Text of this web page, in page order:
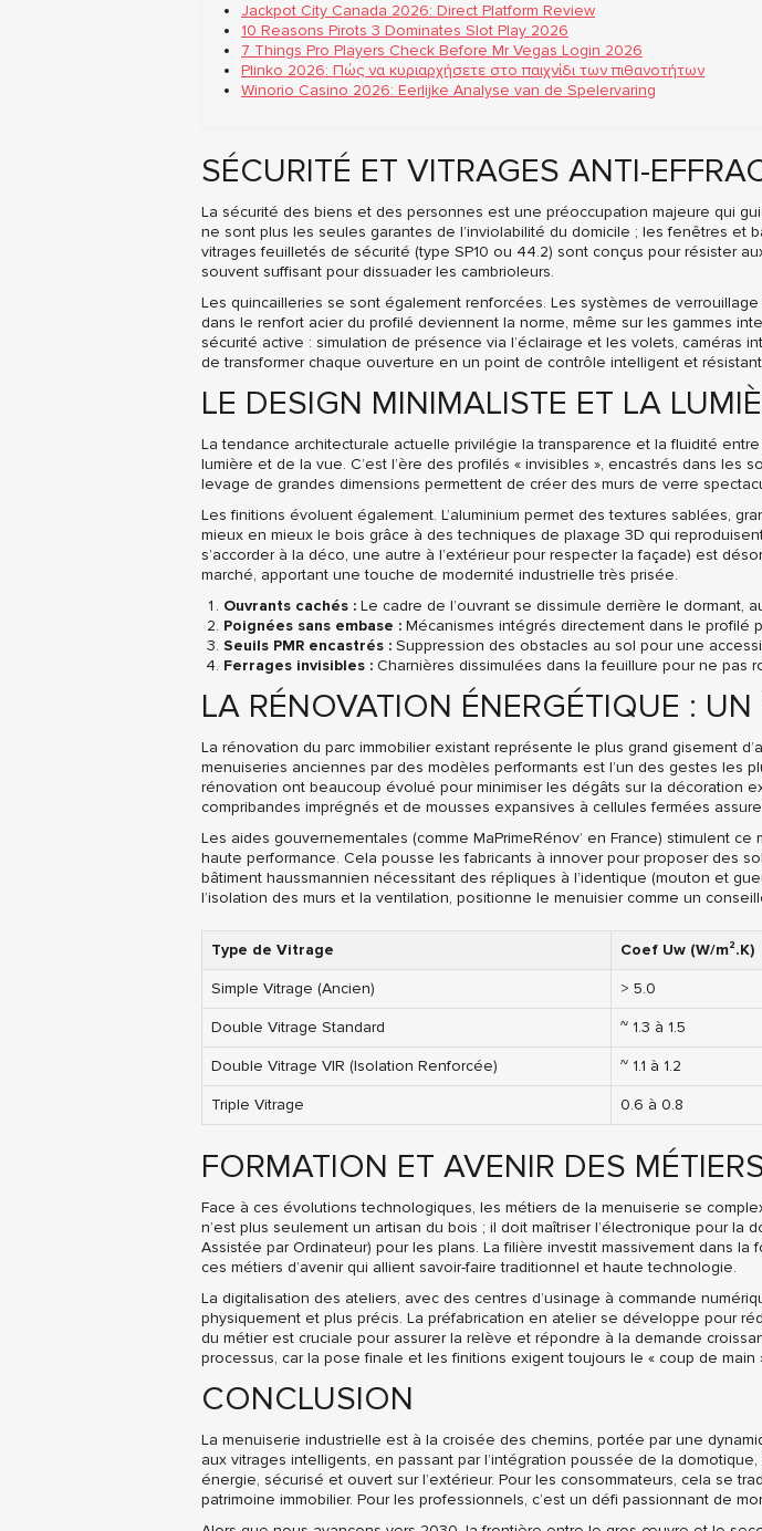
Jackpot City Canada 2026: Direct Platform Review
10 Reasons Pirots 3 Dominates Slot Play 2026
7 Things Pro Players Check Before Mr Vegas Login 2026
Plinko 2026: Πώς να κυριαρχήσετε στο παιχνίδι των πιθανοτήτων
Winorio Casino 2026: Eerlijke Analyse van de Spelervaring
SÉCURITÉ ET VITRAGES ANTI-
La sécurité des biens et des personnes est une préoccupation majeure qui
ne sont plus les seules garantes de l’inviolabilité du domicile ; les fenêtres
vitrages feuilletés de sécurité (type SP10 ou 44.2) sont conçus pour résister
souvent suffisant pour dissuader les cambrioleurs.
Les quincailleries se sont également renforcées. Les systèmes de
dans le renfort acier du profilé deviennent la norme, même sur les gammes
sécurité active : simulation de présence via l’éclairage et les volets, caméras
de transformer chaque ouverture en un point de contrôle intelligent et
LE DESIGN MINIMALISTE ET LA
La tendance architecturale actuelle privilégie la transparence et la fluidité
lumière et de la vue. C’est l’ère des profilés « invisibles », encastrés dans
levage de grandes dimensions permettent de créer des murs de verre
Les finitions évoluent également. L’aluminium permet des textures sablées,
mieux en mieux le bois grâce à des techniques de plaxage 3D qui
s’accorder à la déco, une autre à l’extérieur pour respecter la façade) est
marché, apportant une touche de modernité industrielle très prisée.
Ouvrants cachés : Le cadre de l’ouvrant se dissimule derrière le dormant,
Poignées sans embase : Mécanismes intégrés directement dans le profilé
Seuils PMR encastrés : Suppression des obstacles au sol pour une
Ferrages invisibles : Charnières dissimulées dans la feuillure pour ne pas
LA RÉNOVATION ÉNERGÉTIQUE :
La rénovation du parc immobilier existant représente le plus grand gisement
menuiseries anciennes par des modèles performants est l’un des gestes
rénovation ont beaucoup évolué pour minimiser les dégâts sur la décoration
compribandes imprégnés et de mousses expansives à cellules fermées
Les aides gouvernementales (comme MaPrimeRénov’ en France) stimulent
haute performance. Cela pousse les fabricants à innover pour proposer des
bâtiment haussmannien nécessitant des répliques à l’identique (mouton et
l’isolation des murs et la ventilation, positionne le menuisier comme un
Type de Vitrage Coef Uw (W/m².K)
Simple Vitrage (Ancien) > 5.0
Double Vitrage Standard ~ 1.3 à 1.5
Double Vitrage VIR (Isolation Renforcée) ~ 1.1 à 1.2
Triple Vitrage 0.6 à 0.8
FORMATION ET AVENIR DES
Face à ces évolutions technologiques, les métiers de la menuiserie se
n’est plus seulement un artisan du bois ; il doit maîtriser l’électronique pour
Assistée par Ordinateur) pour les plans. La filière investit massivement dans
ces métiers d’avenir qui allient savoir-faire traditionnel et haute technologie.
La digitalisation des ateliers, avec des centres d’usinage à commande
physiquement et plus précis. La préfabrication en atelier se développe pour
du métier est cruciale pour assurer la relève et répondre à la demande
processus, car la pose finale et les finitions exigent toujours le « coup de main
CONCLUSION
La menuiserie industrielle est à la croisée des chemins, portée par une
aux vitrages intelligents, en passant par l’intégration poussée de la
énergie, sécurisé et ouvert sur l’extérieur. Pour les consommateurs, cela se
patrimoine immobilier. Pour les professionnels, c’est un défi passionnant de